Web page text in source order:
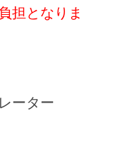
担となりま
ーター